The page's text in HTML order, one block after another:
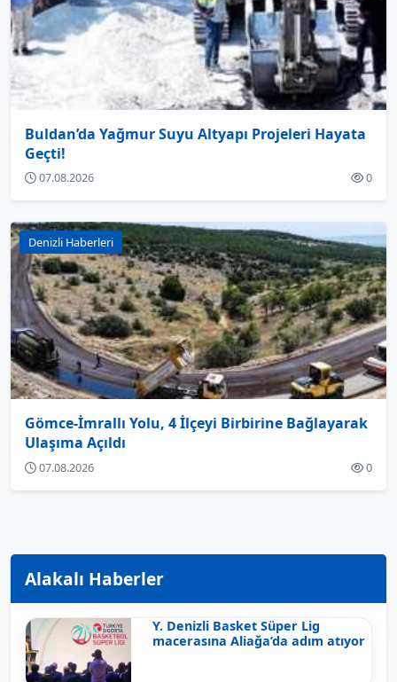
Buldan’da Yağmur Suyu Altyapı Projeleri Hayata
Geçti!
07.08.2026 0
Denizli Haberleri
Gömce-İmrallı Yolu, 4 İlçeyi Birbirine Bağlayarak
Ulaşıma Açıldı
07.08.2026 0
Alakalı Haberler
Y. Denizli Basket Süper Lig
macerasına Aliağa’da adım atıyor